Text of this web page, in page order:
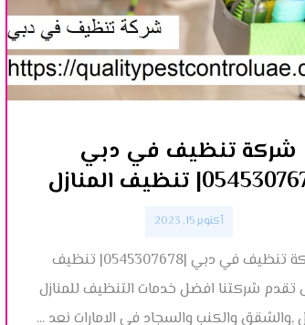
شركة تنظيف في دبي
أكتوبر 15, 2023
شركة تنظيف في دبي |0545307678| تنظيف
تقدم شركتنا افضل خدمات التنظيف للمنازل
,والشقق والكنب والسجاد في الامارات نعد ...